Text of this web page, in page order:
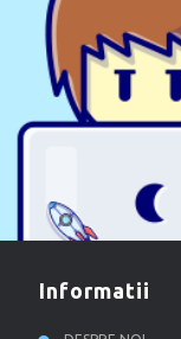
informatii